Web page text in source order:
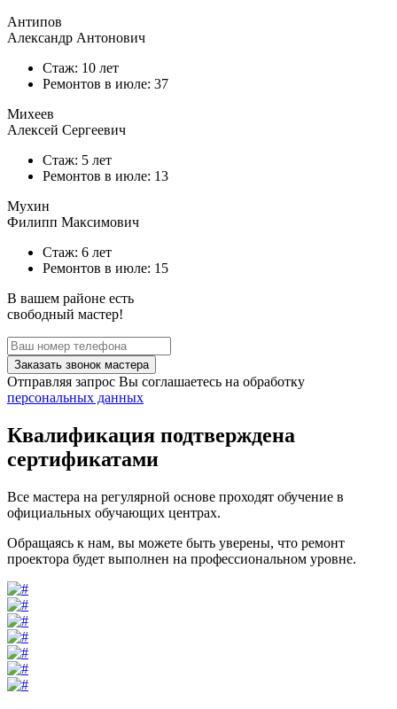
Антипов
Александр Антонович
Стаж: 10 лет
Ремонтов в июле: 37
Михеев
Алексей Сергеевич
Стаж: 5 лет
Ремонтов в июле: 13
Мухин
Филипп Максимович
Стаж: 6 лет
Ремонтов в июле: 15
В вашем районе есть
свободный мастер!
Заказать звонок мастера
Отправляя запрос Вы соглашаетесь на обработку
персональных данных
Квалификация подтверждена
сертификатами
Все мастера на регулярной основе проходят обучение в
официальных обучающих центрах.
Обращаясь к нам, вы можете быть уверены, что ремонт
проектора будет выполнен на профессиональном уровне.